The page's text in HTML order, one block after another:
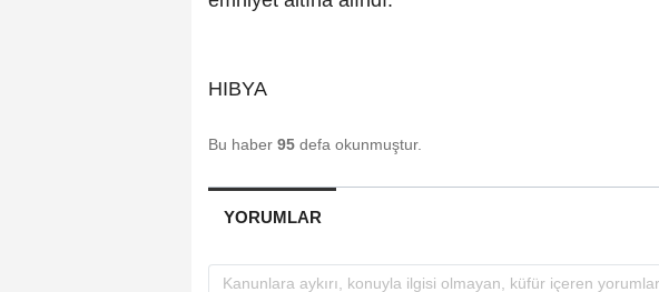
HIBYA
Bu haber 95 defa okunmuştur.
YORUMLAR